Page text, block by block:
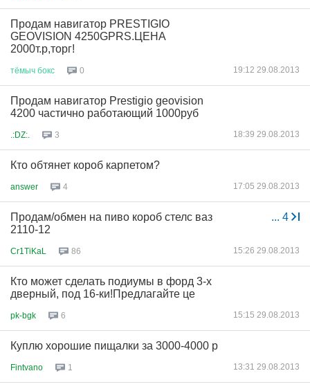
Продам навигатор PRESTIGIO
GEOVISION 4250GPRS.ЦЕНА
2000т.р,торг!
тёмыч бокс 0 19:12 29.08.2013
Продам навигатор Prestigio geovision
4200 частично работающий 1000руб
.:DZ:. 3 18:39 29.08.2013
Кто обтянет короб карпетом?
answer 4 17:05 29.08.2013
... 4
Продам/обмен на пиво короб стелс ваз
2110-12
Cr1TiKaL 86 15:26 29.08.2013
Кто может сделать подиумы в форд 3-х
дверный, под 16-ки!Предлагайте це
pk-bgk 6 15:15 29.08.2013
Куплю хорошие пищалки за 3000-4000 р
Fintvano 1 13:31 29.08.2013